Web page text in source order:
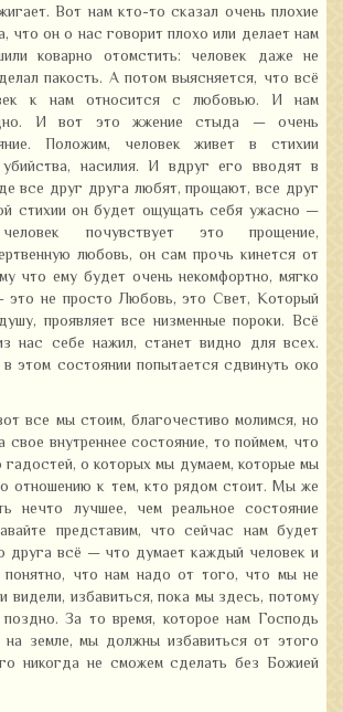
Вот нам кто-то сказал очень плохие
что он о нас говорит плохо или делает нам
коварно отомстить: человек даже не
пакость. А потом выясняется, что всё
к нам относится с любовью. И нам
И вот это жжение стыда — очень
Положим, человек живет в стихии
насилия. И вдруг его вводят в
все друг друга любят, прощают, все друг
стихии он будет ощущать себя ужасно —
почувствует это прощение,
любовь, он сам прочь кинется от
что ему будет очень некомфортно, мягко
не просто Любовь, это Свет, Который
проявляет все низменные пороки. Всё
нас себе нажил, станет видно для всех.
этом состоянии попытается сдвинуть око
все мы стоим, благочестиво молимся, но
свое внутреннее состояние, то поймем, что
гадостей, о которых мы думаем, которые мы
отношению к тем, кто рядом стоит. Мы же
нечто лучшее, чем реальное состояние
представим, что сейчас нам будет
друга всё — что думает каждый человек и
понятно, что нам надо от того, что мы не
видели, избавиться, пока мы здесь, потому
За то время, которое нам Господь
земле, мы должны избавиться от этого
никогда не сможем сделать без Божией